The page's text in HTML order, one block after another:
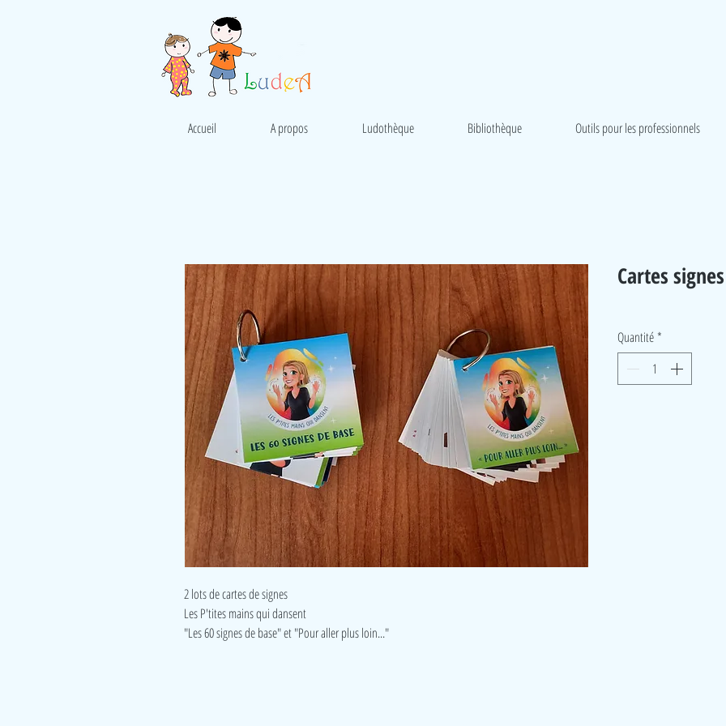
Accueil A propos Ludothèque Bibliothèque Outils pour les professionnels
2 lots de cartes de signes
Les P'tites mains qui dansent
"Les 60 signes de base" et "Pour aller plus loin..."
Cartes signes
Quantité *